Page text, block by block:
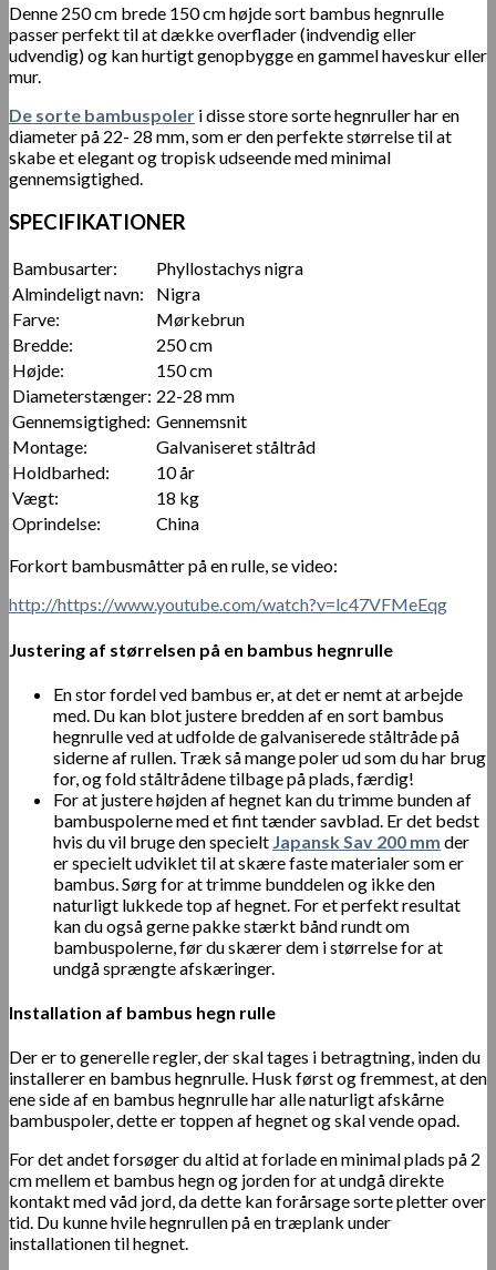
Denne 250 cm brede 150 cm højde sort bambus hegnrulle
passer perfekt til at dække overflader (indvendig eller
udvendig) og kan hurtigt genopbygge en gammel haveskur eller
mur.
De sorte bambuspoler i disse store sorte hegnruller har en
diameter på 22- 28 mm, som er den perfekte størrelse til at
skabe et elegant og tropisk udseende med minimal
gennemsigtighed.
SPECIFIKATIONER
Bambusarter:
Phyllostachys nigra
Almindeligt navn:
Nigra
Farve:
Mørkebrun
Bredde:
250 cm
Højde:
150 cm
Diameterstænger: 22-28 mm
Gennemsigtighed: Gennemsnit
Montage:
Galvaniseret ståltråd
Holdbarhed:
10 år
Vægt:
18 kg
Oprindelse:
China
Forkort bambusmåtter på en rulle, se video:
http://https://www.youtube.com/watch?v=lc47VFMeEqg
Justering af størrelsen på en bambus hegnrulle
En stor fordel ved bambus er, at det er nemt at arbejde
med. Du kan blot justere bredden af en sort bambus
hegnrulle ved at udfolde de galvaniserede ståltråde på
siderne af rullen. Træk så mange poler ud som du har brug
for, og fold ståltrådene tilbage på plads, færdig!
For at justere højden af hegnet kan du trimme bunden af
bambuspolerne med et fint tænder savblad. Er det bedst
hvis du vil bruge den specielt Japansk Sav 200 mm der
er specielt udviklet til at skære faste materialer som er
bambus. Sørg for at trimme bunddelen og ikke den
naturligt lukkede top af hegnet. For et perfekt resultat
kan du også gerne pakke stærkt bånd rundt om
bambuspolerne, før du skærer dem i størrelse for at
undgå sprængte afskæringer.
Installation af bambus hegn rulle
Der er to generelle regler, der skal tages i betragtning, inden du
installerer en bambus hegnrulle. Husk først og fremmest, at den
ene side af en bambus hegnrulle har alle naturligt afskårne
bambuspoler, dette er toppen af ​​hegnet og skal vende opad.
For det andet forsøger du altid at forlade en minimal plads på 2
cm mellem et bambus hegn og jorden for at undgå direkte
kontakt med våd jord, da dette kan forårsage sorte pletter over
tid. Du kunne hvile hegnrullen på en træplank under
installationen til hegnet.